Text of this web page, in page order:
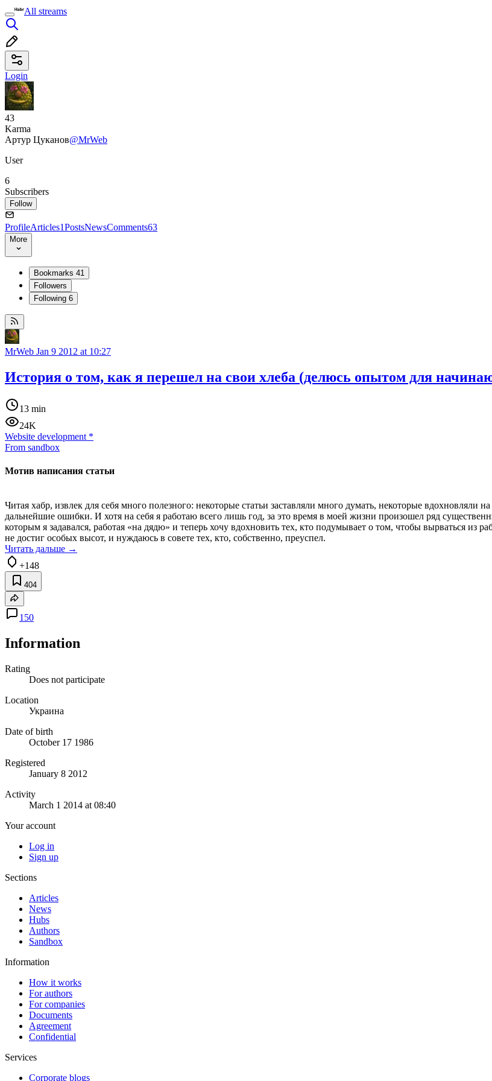
All streams
Login
43
Karma
Артур Цуканов@MrWeb
User
6
Subscribers
Follow
ProfileArticles1PostsNewsComments63
More
Bookmarks 41
Followers
Following 6
MrWeb Jan 9 2012 at 10:27
История о том, как я перешел на свои хлеба (делюсь опытом для
13 min
24K
Website development *
From sandbox
Мотив написания статьи
Читая хабр, извлек для себя много полезного: некоторые статьи заставляли много думать, некоторые вдохновляли
дальнейшие ошибки. И хотя на себя я работаю всего лишь год, за это время в моей жизни произошел ряд
которым я задавался, работая «на дядю» и теперь хочу вдохновить тех, кто подумывает о том, чтобы вырваться из
не достиг особых высот, и нуждаюсь в совете тех, кто, собственно, преуспел.
Читать дальше →
+148
404
150
Information
Rating
Does not participate
Location
Украина
Date of birth
October 17 1986
Registered
January 8 2012
Activity
March 1 2014 at 08:40
Your account
Log in
Sign up
Sections
Articles
News
Hubs
Authors
Sandbox
Information
How it works
For authors
For companies
Documents
Agreement
Confidential
Services
Corporate blogs